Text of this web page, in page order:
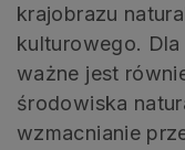
krajobrazu
kulturowego. Dla
ważne jest
środowiska
wzmacnianie